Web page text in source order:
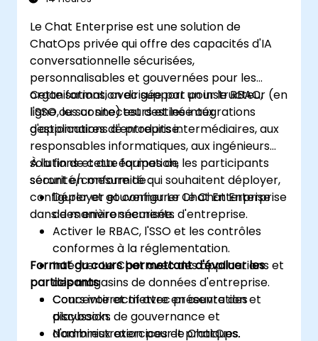
Le Chat Enterprise est une solution de
ChatOps privée qui offre des capacités d'IA
conversationnelle sécurisées,
personnalisables et gouvernées pour les
organisations, avec support pour le RBAC,
l'SSO, les connecteurs et les intégrations
d'applications d'entreprise.
Cette formation dirigée par un instructeur (en
ligne ou sur site) est destinée aux
gestionnaires de produits intermédiaires, aux
responsables informatiques, aux ingénieurs
solutions et aux équipes de
sécurité/conformité qui souhaitent déployer,
configurer et gouverner Le Chat Enterprise
dans des environnements d'entreprise.
À la fin de cette formation, les participants
seront en mesure de :
Déployer et configurer Le Chat Enterprise
de manière sécurisée.
Activer le RBAC, l'SSO et les contrôles
conformes à la réglementation.
Intégrer Le Chat avec des applications et
des magasins de données d'entreprise.
Concevoir et mettre en œuvre des
playbooks de gouvernance et
d'administration pour le ChatOps.
Format du cours permettant d'évaluer les
participants
Cours interactif avec présentation et
discussion.
Nombreux exercices et pratiques.